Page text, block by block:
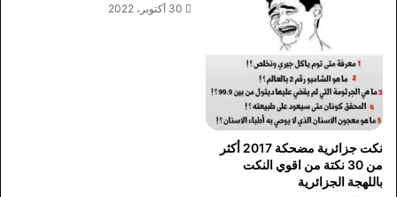
نكت جزائرية مضحكة 2017 أكثر
من 30 نكتة من اقوي النكت
باللهجة الجزائرية
30 أكتوبر، 2022